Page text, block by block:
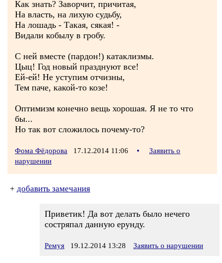
Как знать? Заворчит, причитая,
На власть, на лихую судьбу,
На лошадь - Такая, сякая! -
Видали кобылу в гробу.
С ней вместе (пардон!) катаклизмы.
Цыц! Год новый празднуют все!
Ей-ей! Не уступим отчизны,
Тем паче, какой-то козе!
Оптимизм конечно вещь хорошая. Я не то что
бы...
Но так вот сложилось почему-то?
Фома Фёдорова 17.12.2014 11:06 •
Заявить о
нарушении
+ добавить замечания
Приветик! Да вот делать было нечего
состряпал данную ерунду.
Ремуя 19.12.2014 13:28 Заявить о нарушении